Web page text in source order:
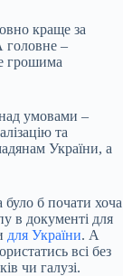
краще за
головне –
грошима
умовами –
та
України, а
було б почати хоча
в документі для
для України. А
всі без
чи галузі.